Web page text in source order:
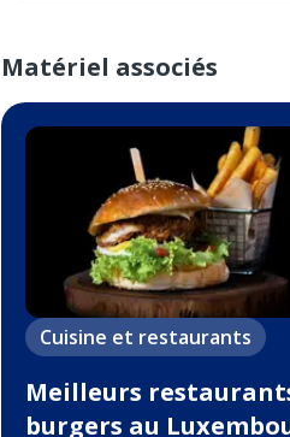
Matériel associés
Cuisine et restaurants
Meilleurs
burgers au